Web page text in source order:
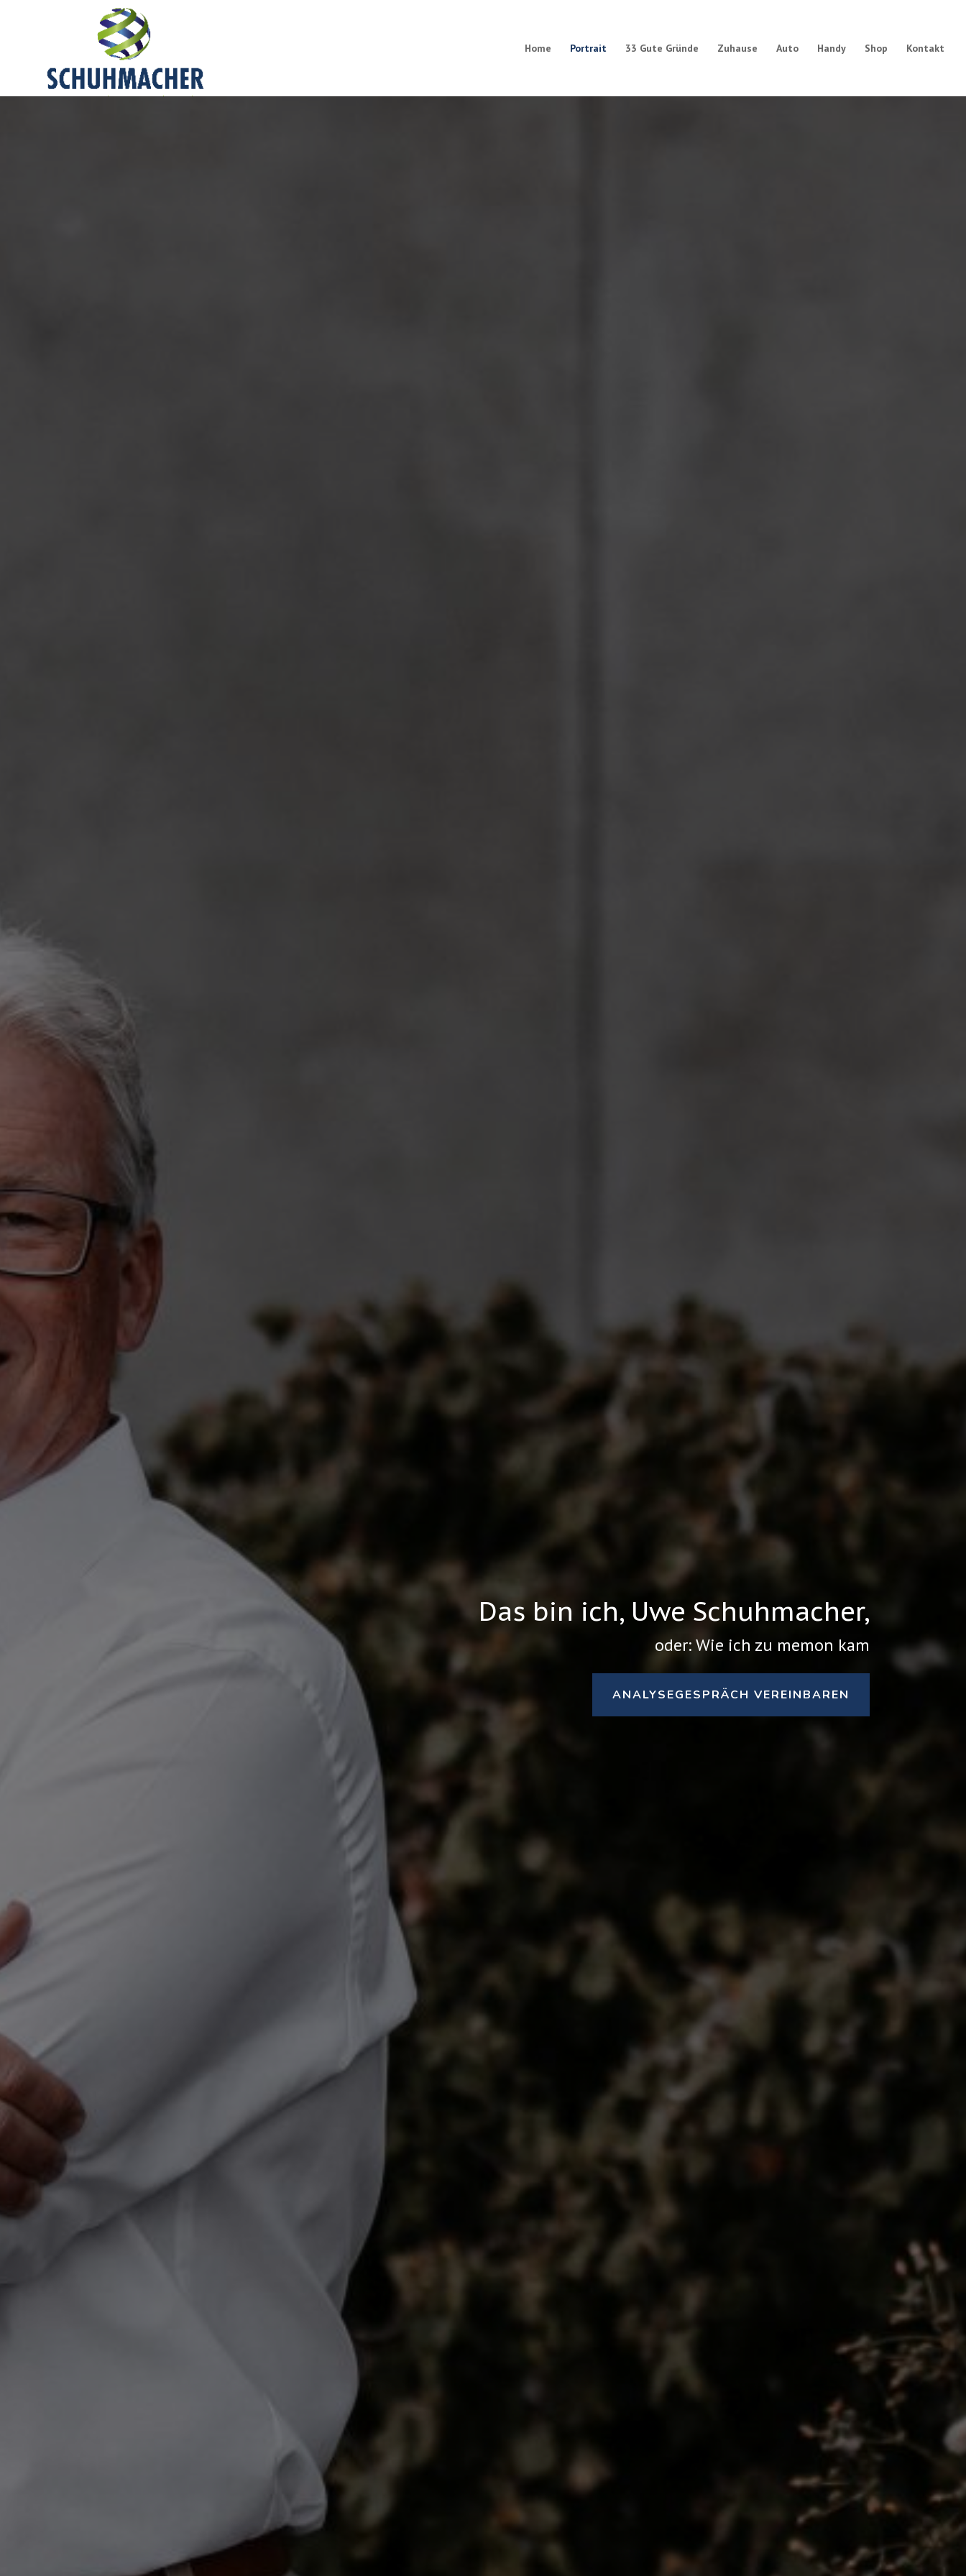
Home Portrait 33 Gute Gründe Zuhause Auto Handy Shop Kontakt
Das bin ich, Uwe Schuhmacher,
oder: Wie ich zu memon kam
ANALYSEGESPRÄCH VEREINBAREN